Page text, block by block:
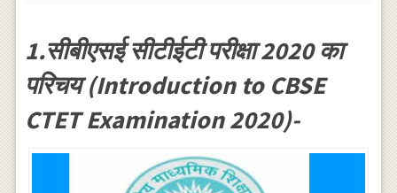
1.सीबीएसई सीटीईटी परीक्षा 2020 का
परिचय (Introduction to CBSE
CTET Examination 2020)-